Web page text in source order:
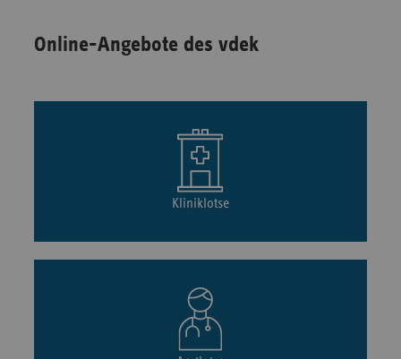
Online-Angebote des vdek
Kliniklotse